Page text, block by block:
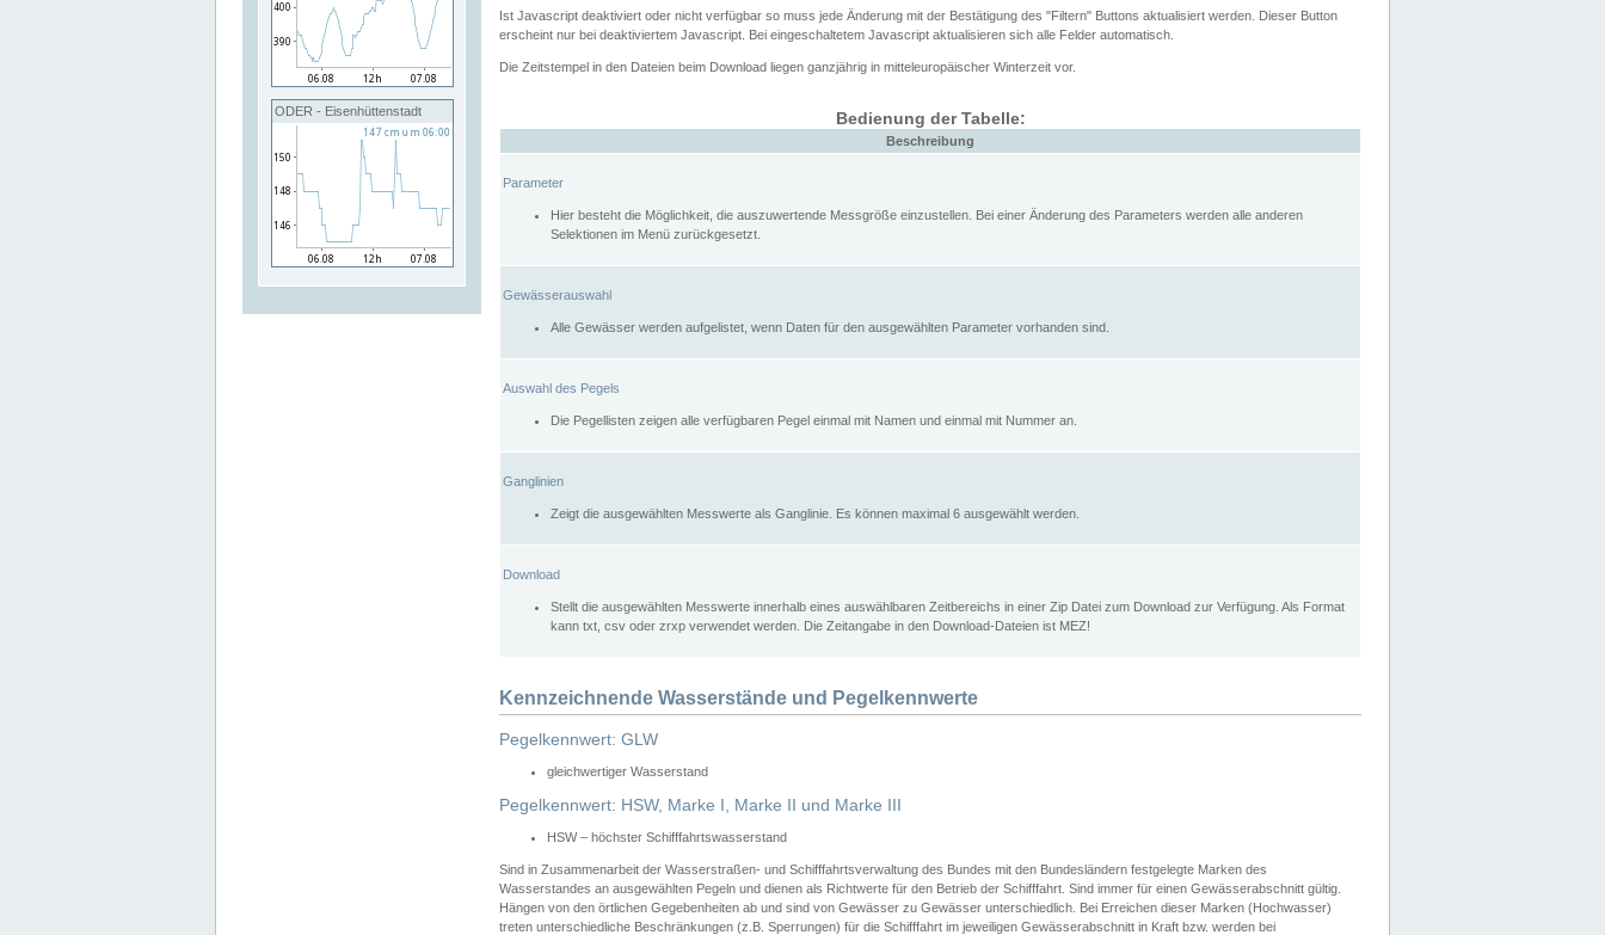
ODER - Eisenhüttenstadt
Ist Javascript deaktiviert oder nicht verfügbar so muss jede Änderung mit der Bestätigung des "Filtern" Buttons aktualisiert werden. Dieser Button
erscheint nur bei deaktiviertem Javascript. Bei eingeschaltetem Javascript aktualisieren sich alle Felder automatisch.
Die Zeitstempel in den Dateien beim Download liegen ganzjährig in mitteleuropäischer Winterzeit vor.
Bedienung der Tabelle:
Beschreibung
Parameter
Hier besteht die Möglichkeit, die auszuwertende Messgröße einzustellen. Bei einer Änderung des Parameters werden alle anderen
Selektionen im Menü zurückgesetzt.
Gewässerauswahl
Alle Gewässer werden aufgelistet, wenn Daten für den ausgewählten Parameter vorhanden sind.
Auswahl des Pegels
Die Pegellisten zeigen alle verfügbaren Pegel einmal mit Namen und einmal mit Nummer an.
Ganglinien
Zeigt die ausgewählten Messwerte als Ganglinie. Es können maximal 6 ausgewählt werden.
Download
Stellt die ausgewählten Messwerte innerhalb eines auswählbaren Zeitbereichs in einer Zip Datei zum Download zur Verfügung. Als Format
kann txt, csv oder zrxp verwendet werden. Die Zeitangabe in den Download-Dateien ist MEZ!
Kennzeichnende Wasserstände und Pegelkennwerte
Pegelkennwert: GLW
gleichwertiger Wasserstand
Pegelkennwert: HSW, Marke I, Marke II und Marke III
HSW – höchster Schifffahrtswasserstand
Sind in Zusammenarbeit der Wasserstraßen- und Schifffahrtsverwaltung des Bundes mit den Bundesländern festgelegte Marken des
Wasserstandes an ausgewählten Pegeln und dienen als Richtwerte für den Betrieb der Schifffahrt. Sind immer für einen Gewässerabschnitt gültig.
Hängen von den örtlichen Gegebenheiten ab und sind von Gewässer zu Gewässer unterschiedlich. Bei Erreichen dieser Marken (Hochwasser)
treten unterschiedliche Beschränkungen (z.B. Sperrungen) für die Schifffahrt im jeweiligen Gewässerabschnitt in Kraft bzw. werden bei